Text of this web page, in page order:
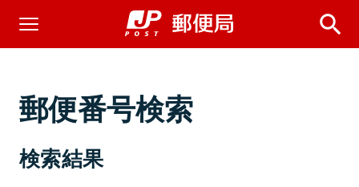
郵便番号検索
検索結果